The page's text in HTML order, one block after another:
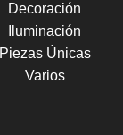
Decoración
Iluminación
Piezas Únicas
Varios